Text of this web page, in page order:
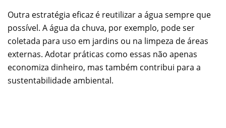
Outra estratégia eficaz é reutilizar a água sempre que
possível. A água da chuva, por exemplo, pode ser
coletada para uso em jardins ou na limpeza de áreas
externas. Adotar práticas como essas não apenas
economiza dinheiro, mas também contribui para a
sustentabilidade ambiental.